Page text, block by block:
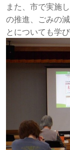
また、市で実施
の推進、ごみの
とについても学び